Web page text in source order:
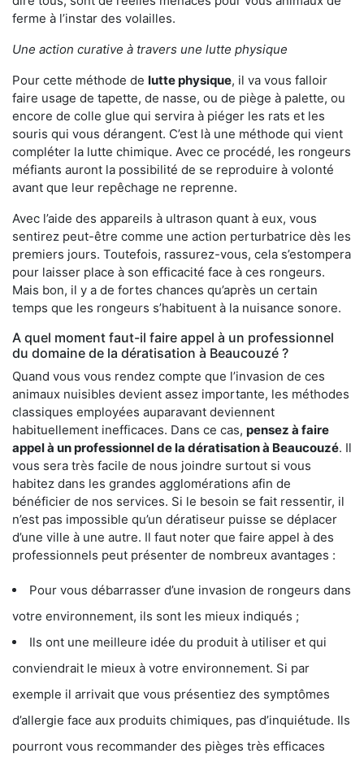
ferme à l’instar des volailles.
Une action curative à travers une lutte physique
Pour cette méthode de lutte physique, il va vous falloir
faire usage de tapette, de nasse, ou de piège à palette, ou
encore de colle glue qui servira à piéger les rats et les
souris qui vous dérangent. C’est là une méthode qui vient
compléter la lutte chimique. Avec ce procédé, les rongeurs
méfiants auront la possibilité de se reproduire à volonté
avant que leur repêchage ne reprenne.
Avec l’aide des appareils à ultrason quant à eux, vous
sentirez peut-être comme une action perturbatrice dès les
premiers jours. Toutefois, rassurez-vous, cela s’estompera
pour laisser place à son efficacité face à ces rongeurs.
Mais bon, il y a de fortes chances qu’après un certain
temps que les rongeurs s’habituent à la nuisance sonore.
A quel moment faut-il faire appel à un professionnel
du domaine de la dératisation à Beaucouzé ?
Quand vous vous rendez compte que l’invasion de ces
animaux nuisibles devient assez importante, les méthodes
classiques employées auparavant deviennent
habituellement inefficaces. Dans ce cas, pensez à faire
appel à un professionnel de la dératisation à Beaucouzé. Il
vous sera très facile de nous joindre surtout si vous
habitez dans les grandes agglomérations afin de
bénéficier de nos services. Si le besoin se fait ressentir, il
n’est pas impossible qu’un dératiseur puisse se déplacer
d’une ville à une autre. Il faut noter que faire appel à des
professionnels peut présenter de nombreux avantages :
Pour vous débarrasser d’une invasion de rongeurs dans
votre environnement, ils sont les mieux indiqués ;
Ils ont une meilleure idée du produit à utiliser et qui
conviendrait le mieux à votre environnement. Si par
exemple il arrivait que vous présentiez des symptômes
d’allergie face aux produits chimiques, pas d’inquiétude. Ils
pourront vous recommander des pièges très efficaces